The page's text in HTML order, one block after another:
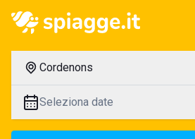
Cordenons
Seleziona date